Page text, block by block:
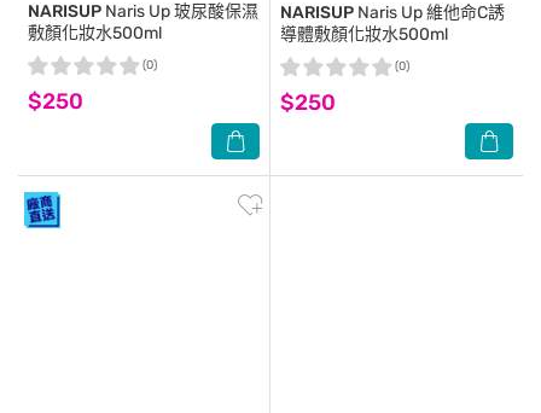
NARISUP Naris Up 玻尿酸保濕
敷顏化妝水500ml
$250
(0)
NARISUP Naris Up 維他命C誘
導體敷顏化妝水500ml
$250
(0)